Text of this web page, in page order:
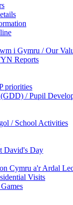
i Gymru / Our
Reports
priorities
/ Pupil
/ School Activities
David's Day
Cymru a'r Ardal
Visits